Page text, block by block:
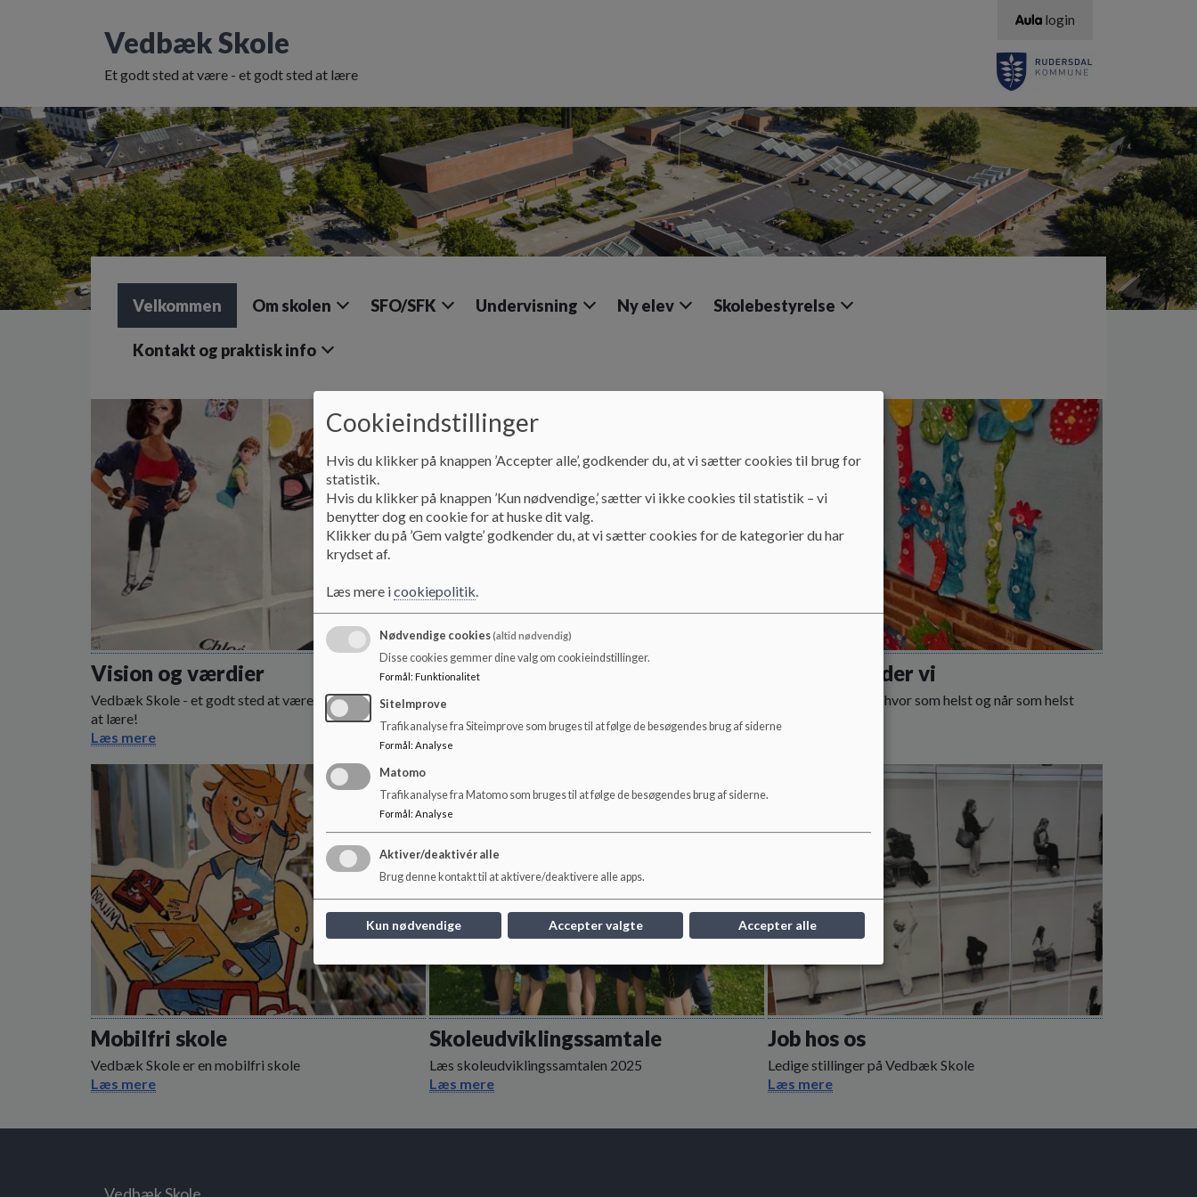
o
e
d
i
n
d
h
o
l
d
Vedbæk Skole
Et godt sted at være - et godt sted at lære
login
Velkommen Om skolen SFO/SFK Undervisning Ny elev Skolebestyrelse
Kontakt og praktisk info
Vision og værdier
Vedbæk Skole - et godt sted at være - et godt sted
at lære!
Læs mere
Skolestart på Vedbæk Skole
Læs mere
Læs mere
Sådan arbejder vi
Læring finder sted, hvor som helst og når som helst
Mobilfri skole
Vedbæk Skole er en mobilfri skole
Læs mere
Skoleudviklingssamtale
Læs skoleudviklingssamtalen 2025
Læs mere
Job hos os
Ledige stillinger på Vedbæk Skole
Læs mere
Cookieindstillinger
Hvis du klikker på knappen ’Accepter alle’, godkender du, at vi sætter cookies til brug for
statistik.
Hvis du klikker på knappen ’Kun nødvendige,’ sætter vi ikke cookies til statistik – vi
benytter dog en cookie for at huske dit valg.
Klikker du på ’Gem valgte’ godkender du, at vi sætter cookies for de kategorier du har
krydset af.
Læs mere icookiepolitik.
Nødvendige cookies(altid nødvendig)
Disse cookies gemmer dine valg om cookieindstillinger.
Formål : Funktionalitet
SiteImprove
Trafikanalyse fra Siteimprove som bruges til at følge de besøgendes brug af siderne
Formål : Analyse
Matomo
Trafikanalyse fra Matomo som bruges til at følge de besøgendes brug af siderne.
Formål: Analyse
Aktiver/deaktivér alle
Brug denne kontakt til at aktivere/deaktivere alle apps.
Kun nødvendige Accepter valgte Accepter alle